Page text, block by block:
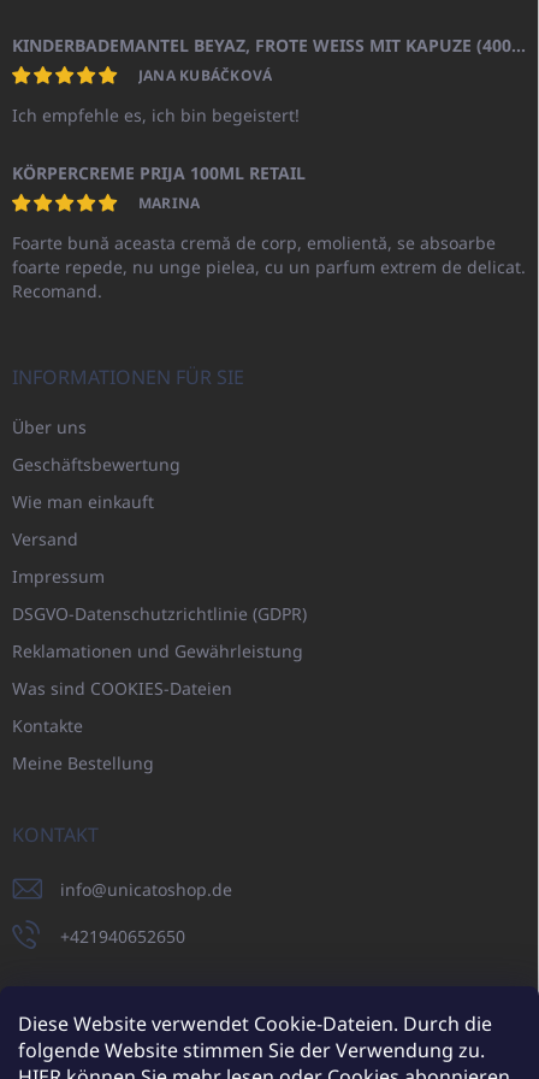
Diese Website verwendet Cookie-Dateien. Durch die
folgende Website stimmen Sie der Verwendung zu.
KINDERBADEMANTEL BEYAZ, FROTE WEISS MIT KAPUZE (400GR)
JANA KUBÁČKOVÁ
Ich empfehle es, ich bin begeistert!
KÖRPERCREME PRIJA 100ML RETAIL
MARINA
Foarte bună aceasta cremă de corp, emolientă, se absoarbe
foarte repede, nu unge pielea, cu un parfum extrem de delicat.
Recomand.
INFORMATIONEN FÜR SIE
Über uns
Geschäftsbewertung
Wie man einkauft
Versand
Impressum
DSGVO-Datenschutzrichtlinie (GDPR)
Reklamationen und Gewährleistung
Was sind COOKIES-Dateien
Kontakte
Meine Bestellung
KONTAKT
info@unicatoshop.de
+421940652650
UNICATO.sk UNICATOshop.cz UNICATO.at UNICATO.hu